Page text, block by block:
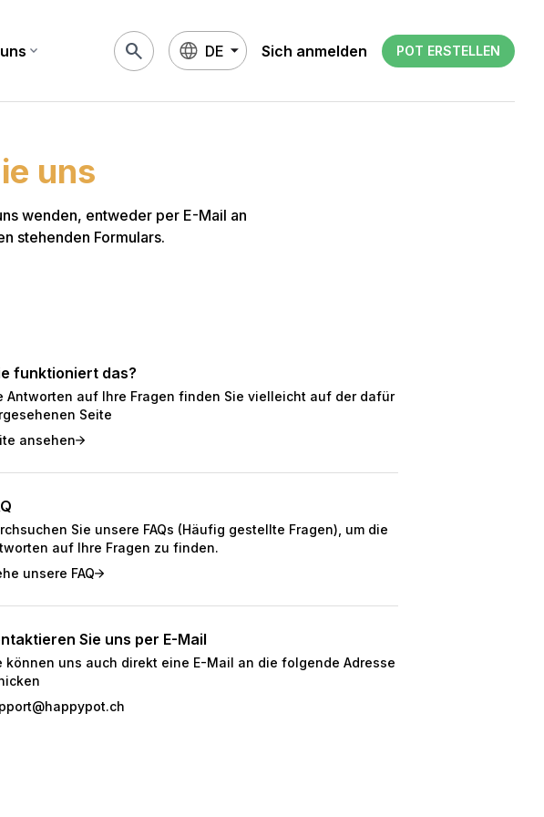
expand_more search DE Sich anmelden POT ERSTELLEN
uns
wenden, entweder per E-Mail an
stehenden Formulars.
funktioniert das?
Antworten auf Ihre Fragen finden Sie vielleicht auf der dafür
Seite
ansehen
Sie unsere FAQs (Häufig gestellte Fragen), um die
auf Ihre Fragen zu finden.
unsere FAQ
Sie uns per E-Mail
können uns auch direkt eine E-Mail an die folgende Adresse